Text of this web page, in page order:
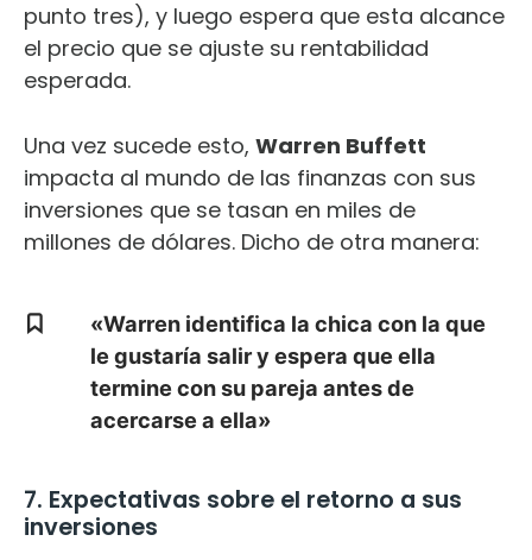
punto tres), y luego espera que esta alcance
el precio que se ajuste su rentabilidad
esperada.
Una vez sucede esto, Warren Buffett
impacta al mundo de las finanzas con sus
inversiones que se tasan en miles de
millones de dólares. Dicho de otra manera:
«Warren identifica la chica con la que
le gustaría salir y espera que ella
termine con su pareja antes de
acercarse a ella»
7. Expectativas sobre el retorno a sus
inversiones